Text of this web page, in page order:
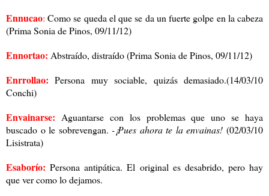
Ennucao:Como se queda el que se da un fuerte golpe en la cabeza
(Prima Sonia de Pinos, 09/11/12)
Ennortao: Abstraído, distraído(Prima Sonia de Pinos, 09/11/12)
Enrrollao: Persona muy sociable, quizás demasiado.(14/03/10
Conchi)
Envainarse: Aguantarse con los problemas que uno se haya
buscado o le sobrevengan.-¡Pues ahora te la envainas! (02/03/10
Lisistrata)
Esaborío: Persona antipática. El original es desabrido, pero hay
que ver como lo dejamos.